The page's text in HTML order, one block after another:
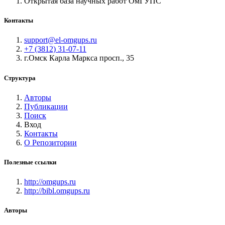
Контакты
support@el-omgups.ru
+7 (3812) 31-07-11
г.Омск Карла Маркса просп., 35
Структура
Авторы
Публикации
Поиск
Вход
Контакты
О Репозитории
Полезные ссылки
http://omgups.ru
http://bibl.omgups.ru
Авторы